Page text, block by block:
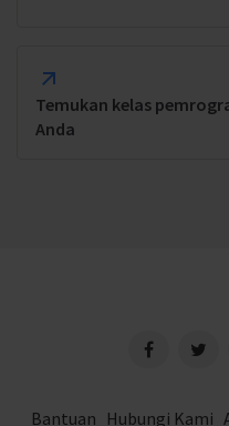
Temukan kelas
Anda
Bantuan Hubungi Kami